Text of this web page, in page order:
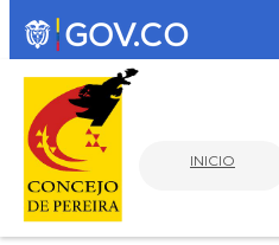
INICIO